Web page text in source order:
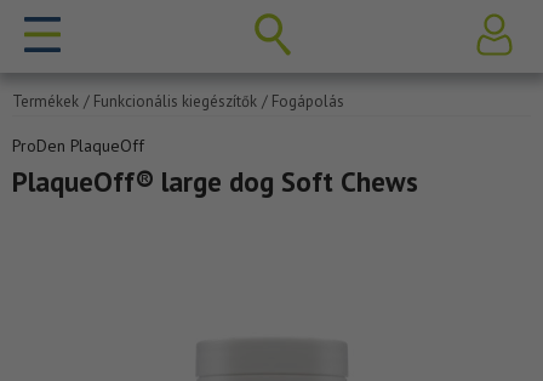
Termékek / Funkcionális kiegészítők / Fogápolás
ProDen PlaqueOff
PlaqueOff® large dog Soft Chews